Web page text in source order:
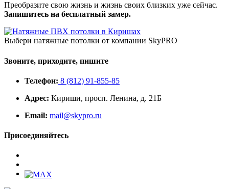
Преобразите свою жизнь и жизнь своих близких уже сейчас.
Запишитесь на бесплатный замер.
Выбери натяжные потолки от компании SkyPRO
Звоните, приходите, пишите
Телефон: 8 (812) 91-855-85
Адрес: Кириши, просп. Ленина, д. 21Б
Email: mail@skypro.ru
Присоединяйтесь